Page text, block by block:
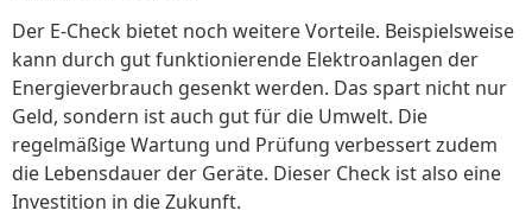
Der E-Check bietet noch weitere Vorteile. Beispielsweise
kann durch gut funktionierende Elektroanlagen der
Energieverbrauch gesenkt werden. Das spart nicht nur
Geld, sondern ist auch gut für die Umwelt. Die
regelmäßige Wartung und Prüfung verbessert zudem
die Lebensdauer der Geräte. Dieser Check ist also eine
Investition in die Zukunft.